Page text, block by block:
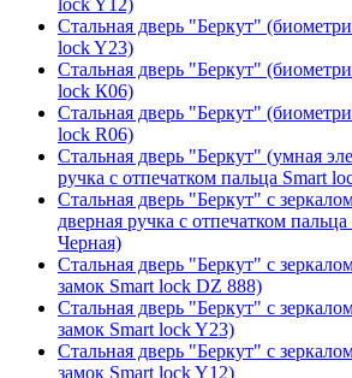
lock Y12)
Стальная дверь "Беркут"
lock Y23)
Стальная дверь "Беркут"
lock К06)
Стальная дверь "Беркут"
lock R06)
Стальная дверь "Беркут" (умная
ручка с отпечатком пальца Smart
Стальная дверь "Беркут" с
дверная ручка с отпечатком
Черная)
Стальная дверь "Беркут" с
замок Smart lock DZ 888)
Стальная дверь "Беркут" с
замок Smart lock Y23)
Стальная дверь "Беркут" с
замок Smart lock Y12)